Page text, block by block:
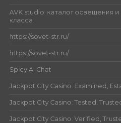
AVK studio: каталог освещения
класса
https://sovet-str.ru/
https://sovet-str.ru/
Spicy AI Chat
Jackpot City Casino: Examined,
Jackpot City Casino: Tested,
Jackpot City Casino: Verified,